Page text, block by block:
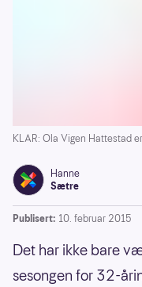
KLAR: Ola Vigen Hattestad
Hanne
Sætre
Publisert: 10. februar 2015
Det har ikke bare
sesongen for 32-